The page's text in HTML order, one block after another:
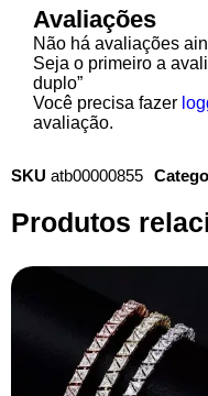
Avaliações
Não há avaliações
Seja o primeiro a
duplo”
Você precisa fazer
avaliação.
SKU atb00000855
Produtos